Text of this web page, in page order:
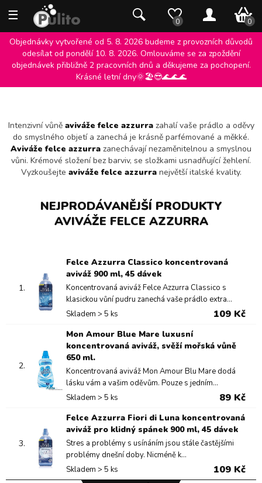
☰ 0 0
0
Objednávky vytvořené od 5. 8. 2026 budeme z provozních důvodů
odesílat od pondělí 10. 8. 2026. Omlouváme se za zpoždění
objednávek přibližně 2 pracovních dnů a děkujeme za pochopení.
Krásné letní dny🌞🏖️😎🌊🌊🌊
AVIVÁŽE FELCE AZZURRA
Intenzivní vůně aviváže felce azzurrazahalí vaše prádlo a oděvy
do smyslného objetí a zanechá je krásně parfémované a měkké.
Aviváže felce azzurra zanechávají nezaměnitelnou a smyslnou
vůni. Krémové složení bez barviv, se složkami usnadňující žehlení.
Vyzkoušejte aviváže felce azzurranejvětší italské kvality.
NEJPRODÁVANĚJŠÍ PRODUKTY
AVIVÁŽE FELCE AZZURRA
1.
Felce Azzurra Classico koncentrovaná
aviváž 900 ml, 45 dávek
Koncentrovaná aviváž Felce Azzurra Classico s
klasickou vůní pudru zanechá vaše prádlo extra...
Skladem > 5 ks
109 Kč
2.
Mon Amour Blue Mare luxusní
koncentrovaná aviváž, svěží mořská vůně
650 ml.
Koncentrovaná aviváž Mon Amour Blu Mare dodá
lásku vám a vašim oděvům. Pouze s jedním...
Skladem > 5 ks
89 Kč
3.
Felce Azzurra Fiori di Luna koncentrovaná
aviváž pro klidný spánek 900 ml, 45 dávek
Stres a problémy s usínáním jsou stále častějšími
problémy dnešní doby. Nicméně k...
Skladem > 5 ks
109 Kč